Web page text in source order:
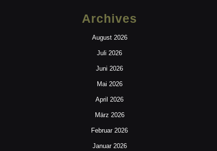
Archives
August 2026
Juli 2026
Juni 2026
Mai 2026
April 2026
März 2026
Februar 2026
Januar 2026